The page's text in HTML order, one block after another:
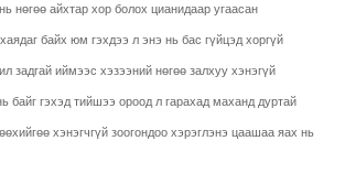
нөгөө айхтар хор болох цианидаар угаасан
байх юм гэхдээ л энэ нь бас гүйцэд хоргүй
задгай иймээс хэзээний нөгөө залхуу хэнэгүй
байг гэхэд тийшээ ороод л гарахад маханд дуртай
хэнэгчгүй зоогондоо хэрэглэнэ цаашаа яах нь